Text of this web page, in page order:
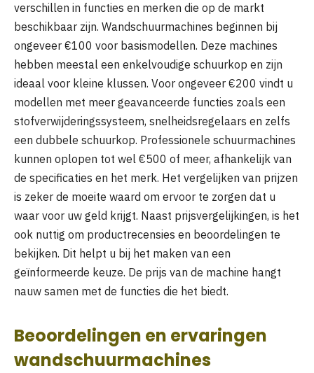
verschillen in functies en merken die op de markt
beschikbaar zijn. Wandschuurmachines beginnen bij
ongeveer €100 voor basismodellen. Deze machines
hebben meestal een enkelvoudige schuurkop en zijn
ideaal voor kleine klussen. Voor ongeveer €200 vindt u
modellen met meer geavanceerde functies zoals een
stofverwijderingssysteem, snelheidsregelaars en zelfs
een dubbele schuurkop. Professionele schuurmachines
kunnen oplopen tot wel €500 of meer, afhankelijk van
de specificaties en het merk. Het vergelijken van prijzen
is zeker de moeite waard om ervoor te zorgen dat u
waar voor uw geld krijgt. Naast prijsvergelijkingen, is het
ook nuttig om productrecensies en beoordelingen te
bekijken. Dit helpt u bij het maken van een
geïnformeerde keuze. De prijs van de machine hangt
nauw samen met de functies die het biedt.
Beoordelingen en ervaringen
wandschuurmachines